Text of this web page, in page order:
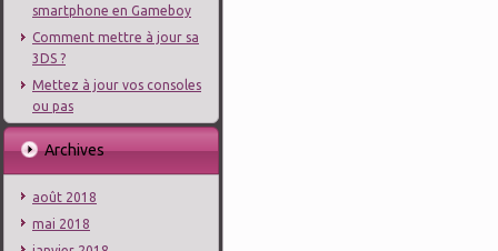
smartphone en Gameboy
Comment mettre à jour sa
3DS ?
Mettez à jour vos consoles
ou pas
Archives
août 2018
mai 2018